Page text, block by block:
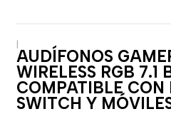
|
AUDÍFONOS
WIRELESS RGB 7.1
COMPATIBLE CON
SWITCH Y